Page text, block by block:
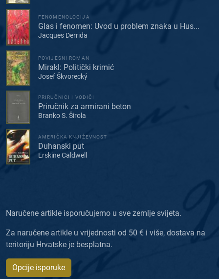
FENOMENOLOGIJA
Glas i fenomen: Uvod u problem znaka u Hus...
Jacques Derrida
POVIJESNI ROMAN
Mirakl: Politički krimić
Josef Škvorecký
PRIRUČNICI I VODIČI
Priručnik za armirani beton
Branko S. Širola
AMERIČKA KNJIŽEVNOST
Duhanski put
Erskine Caldwell
Naručene artikle isporučujemo u sve zemlje svijeta.
Za naručene artikle u vrijednosti od 50 € i više, dostava na
teritoriju Hrvatske je besplatna.
Opcije isporuke